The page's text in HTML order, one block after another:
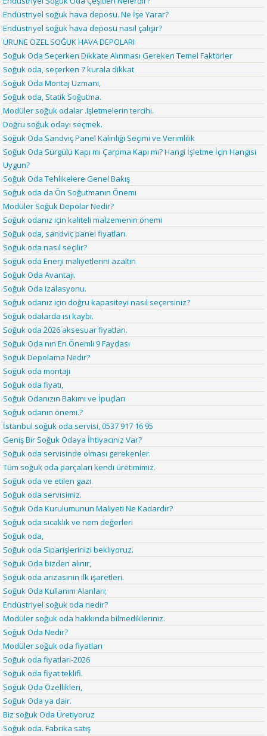
Endüstriyel soğuk hava deposu. Ne İşe Yarar?
Endüstriyel soğuk hava deposu nasıl çalışır?
ÜRÜNE ÖZEL SOĞUK HAVA DEPOLARI
Soğuk Oda Seçerken Dikkate Alınması Gereken Temel Faktörler
Soğuk oda, seçerken 7 kurala dikkat
Soğuk Oda Montaj Uzmanı,
Soğuk oda, Statik Soğutma.
Modüler soğuk odalar .Işletmelerin tercihi.
Doğru soğuk odayı seçmek.
Soğuk Oda Sandviç Panel Kalınlığı Seçimi ve Verimlilik
Soğuk Oda Sürgülü Kapı mı Çarpma Kapı mı? Hangi İşletme İçin Hangisi
Uygun?
Soğuk Oda Tehlikelere Genel Bakış
Soğuk oda da Ön Soğutmanın Önemi
Modüler Soğuk Depolar Nedir?
Soğuk odanız için kaliteli malzemenin önemi
Soğuk oda, sandviç panel fiyatları.
Soğuk oda nasıl seçilir?
Soğuk oda Enerji maliyetlerini azaltın
Soğuk Oda Avantajı.
Soğuk Oda Izalasyonu.
Soğuk odanız için doğru kapasiteyi nasıl seçersiniz?
Soğuk odalarda ısı kaybı.
Soğuk oda 2026 aksesuar fiyatları.
Soğuk Oda nın En Önemli 9 Faydası
Soğuk Depolama Nedir?
Soğuk oda montajı
Soğuk oda fiyatı,
Soğuk Odanızın Bakımı ve İpuçları
Soğuk odanın önemi.?
İstanbul soğuk oda servisi, 0537 917 16 95
Geniş Bir Soğuk Odaya İhtiyacınız Var?
Soğuk oda servisinde olması gerekenler.
Tüm soğuk oda parçaları kendi üretimimiz.
Soğuk oda ve etilen gazı.
Soğuk oda servisimiz.
Soğuk Oda Kurulumunun Maliyeti Ne Kadardır?
Soğuk oda sıcaklık ve nem değerleri
Soğuk oda,
Soğuk oda Siparişlerinizi bekliyoruz.
Soğuk Oda bizden alınır,
Soğuk oda arızasının ilk işaretleri.
Soğuk Oda Kullanım Alanları;
Endüstriyel soğuk oda nedir?
Modüler soğuk oda hakkında bilmedikleriniz.
Soğuk Oda Nedir?
Modüler soğuk oda fiyatları
Soğuk oda fiyatları-2026
Soğuk oda fiyat teklifi.
Soğuk Oda Özellikleri,
Soğuk Oda ya dair.
Biz soğuk Oda Üretiyoruz
Soğuk oda. Fabrika satış